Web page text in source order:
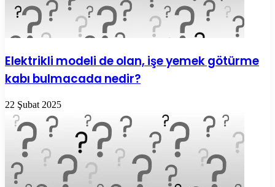
Elektrikli modeli de olan, işe yemek götürme
kabı bulmacada nedir?
22 Şubat 2025